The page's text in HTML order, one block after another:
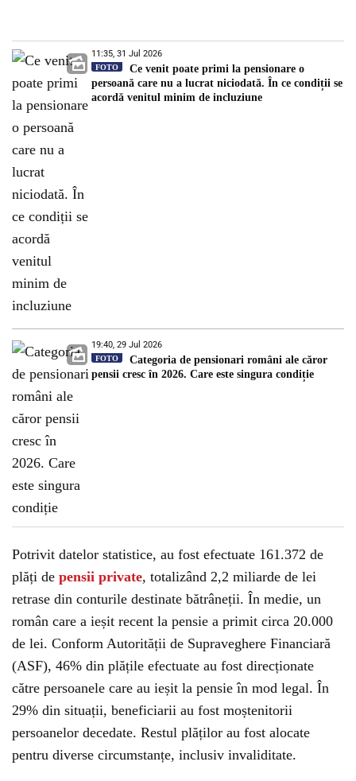
11:35, 31 Jul 2026
FOTO
Ce venit poate primi la pensionare o
persoană care nu a lucrat niciodată. În ce condiții se
acordă venitul minim de incluziune
19:40, 29 Jul 2026
FOTO
Categoria de pensionari români ale căror
pensii cresc în 2026. Care este singura condiție
Potrivit datelor statistice, au fost efectuate 161.372 de
plăți de pensii private, totalizând 2,2 miliarde de lei
retrase din conturile destinate bătrâneții. În medie, un
român care a ieșit recent la pensie a primit circa 20.000
de lei. Conform Autorității de Supraveghere Financiară
(ASF), 46% din plățile efectuate au fost direcționate
către persoanele care au ieșit la pensie în mod legal. În
29% din situații, beneficiarii au fost moștenitorii
persoanelor decedate. Restul plăților au fost alocate
pentru diverse circumstanțe, inclusiv invaliditate.